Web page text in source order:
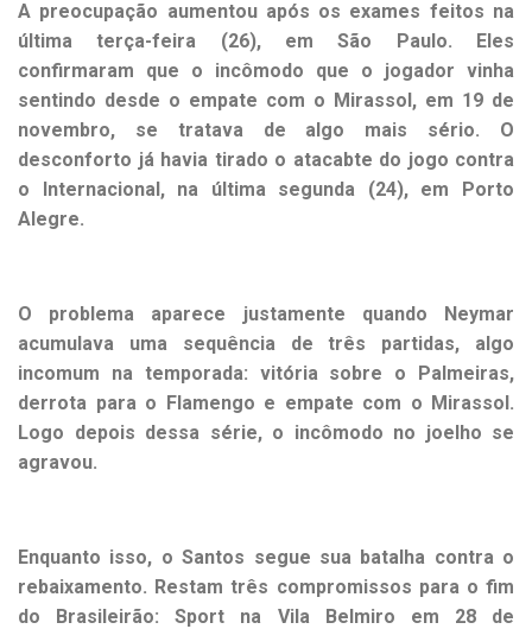
A preocupação aumentou após os exames feitos na
última terça-feira (26), em São Paulo. Eles
confirmaram que o incômodo que o jogador vinha
sentindo desde o empate com o Mirassol, em 19 de
novembro, se tratava de algo mais sério. O
desconforto já havia tirado o atacabte do jogo contra
o Internacional, na última segunda (24), em Porto
Alegre.
O problema aparece justamente quando Neymar
acumulava uma sequência de três partidas, algo
incomum na temporada: vitória sobre o Palmeiras,
derrota para o Flamengo e empate com o Mirassol.
Logo depois dessa série, o incômodo no joelho se
agravou.
Enquanto isso, o Santos segue sua batalha contra o
rebaixamento. Restam três compromissos para o fim
do Brasileirão: Sport na Vila Belmiro em 28 de